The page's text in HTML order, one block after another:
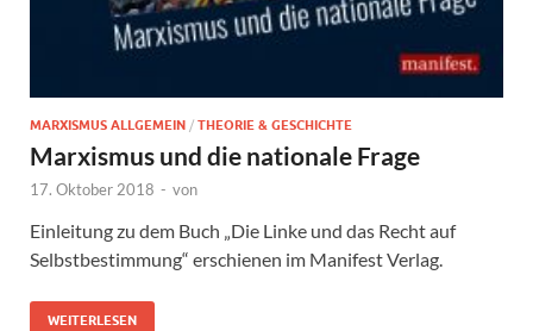
MARXISMUS ALLGEMEIN / THEORIE & GESCHICHTE
Marxismus und die nationale Frage
17. Oktober 2018 - von
Einleitung zu dem Buch „Die Linke und das Recht auf
Selbstbestimmung“ erschienen im Manifest Verlag.
WEITERLESEN